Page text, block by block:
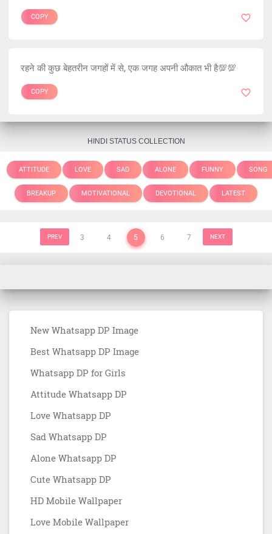
COPY
रहने की कुछ बेहतरीन जगहों में से, एक जगह अपनी औकात भी है💯💯
COPY
HINDI STATUS COLLECTION
ATTITUDE LOVE SAD ALONE FUNNY SONG
BREAKUP MOTIVATIONAL DEVOTIONAL LATEST
PREV 3 4 5 6 7 NEXT
New Whatsapp DP Image
Best Whatsapp DP Image
Whatsapp DP for Girls
Attitude Whatsapp DP
Love Whatsapp DP
Sad Whatsapp DP
Alone Whatsapp DP
Cute Whatsapp DP
HD Mobile Wallpaper
Love Mobile Wallpaper